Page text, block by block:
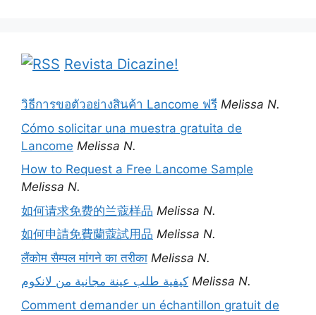
Revista Dicazine!
วิธีการขอตัวอย่างสินค้า Lancome ฟรี Melissa N.
Cómo solicitar una muestra gratuita de
Lancome Melissa N.
How to Request a Free Lancome Sample
Melissa N.
如何请求免费的兰蔻样品 Melissa N.
如何申請免費蘭蔻試用品 Melissa N.
लैंकोम सैम्पल मांगने का तरीका Melissa N.
كيفية طلب عينة مجانية من لانكوم Melissa N.
Comment demander un échantillon gratuit de